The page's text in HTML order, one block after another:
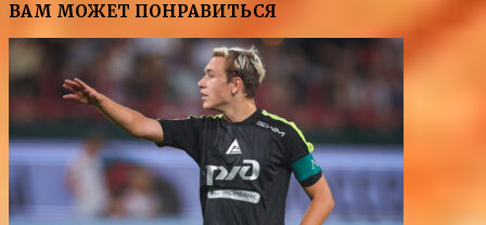
ВАМ МОЖЕТ ПОНРАВИТЬСЯ